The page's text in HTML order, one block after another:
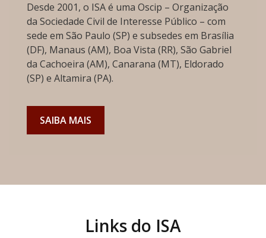
Desde 2001, o ISA é uma Oscip – Organização
da Sociedade Civil de Interesse Público – com
sede em São Paulo (SP) e subsedes em Brasília
(DF), Manaus (AM), Boa Vista (RR), São Gabriel
da Cachoeira (AM), Canarana (MT), Eldorado
(SP) e Altamira (PA).
SAIBA MAIS
Links do ISA